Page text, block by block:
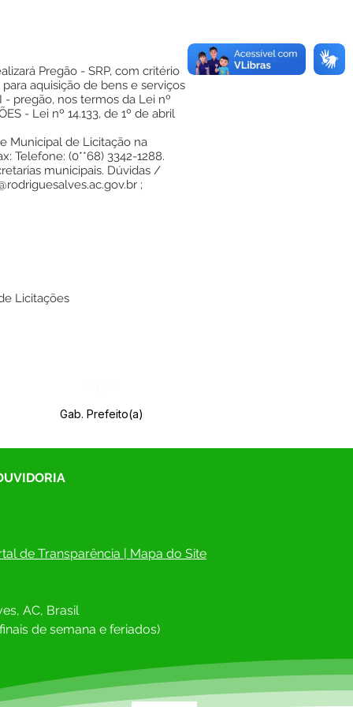
Pregão - SRP, com critério
aquisição de bens e serviços
pregão, nos termos da Lei nº
- Lei nº 14.133, de 1º de abril
Municipal de Licitação na
Telefone: (0**68) 3342-1288.
municipais. Dúvidas /
;
Licitações
Gab. Prefeito(a)
de Transparência | Mapa do Site
AC, Brasil
de semana e feriados)